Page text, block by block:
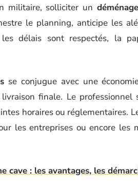
militaire, solliciter un
le planning, anticipe les
délais sont respectés, la
se conjugue avec une
finale. Le professionnel
horaires ou réglementaires.
les entreprises ou encore les
cave : les avantages, les